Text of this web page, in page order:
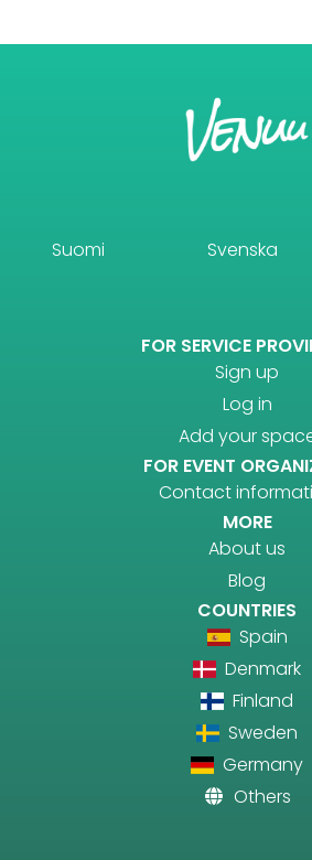
Suomi Svenska
FOR SERVICE
Sign up
Log in
Add your
FOR EVENT
Contact
MORE
About us
Blog
COUNTRIES
Spain
Denmark
Finland
Sweden
Germany
Others